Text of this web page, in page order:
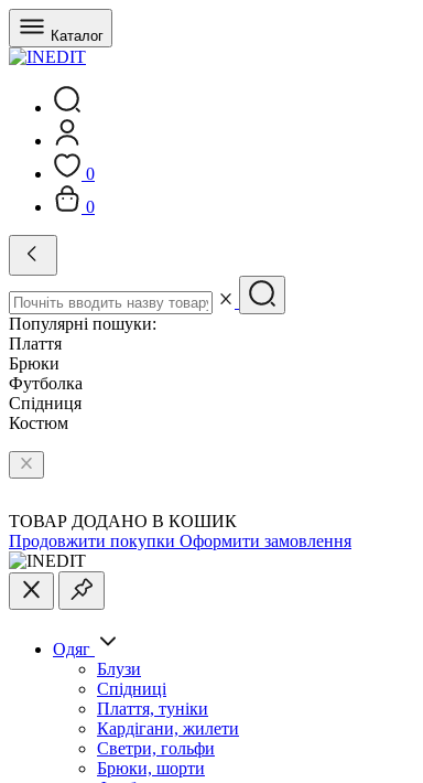
Каталог
0
0
Популярні пошуки:
Плаття
Брюки
Футболка
Спідниця
Костюм
ТОВАР ДОДАНО В КОШИК
Продовжити покупки Оформити замовлення
Одяг
Блузи
Спідниці
Плаття, туніки
Кардігани, жилети
Светри, гольфи
Брюки, шорти